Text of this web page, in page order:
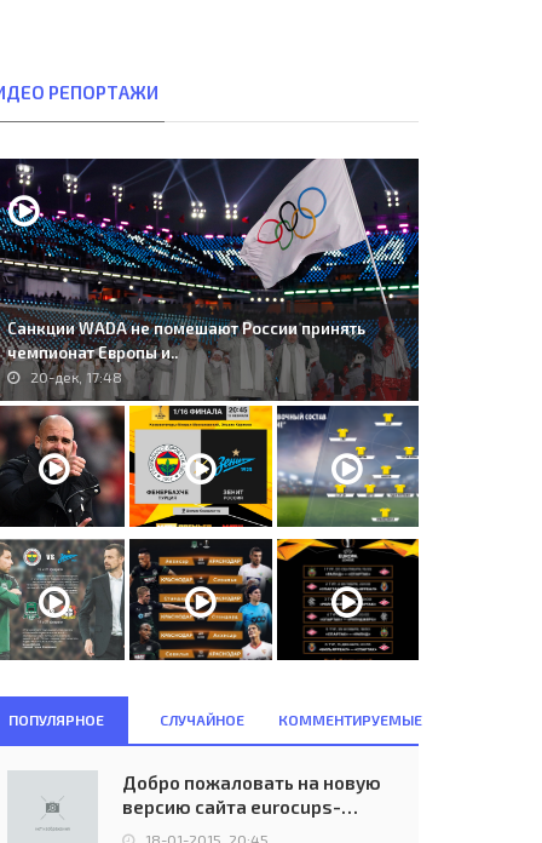
РЕПОРТАЖИ
Санкции WADA не помешают России принять
чемпионат Европы и..
20-дек, 17:48
ПОПУЛЯРНОЕ СЛУЧАЙНОЕ КОММЕНТИРУЕМЫЕ
Добро пожаловать на новую
версию сайта eurocups-
uefa.ru
18-01-2015, 20:45